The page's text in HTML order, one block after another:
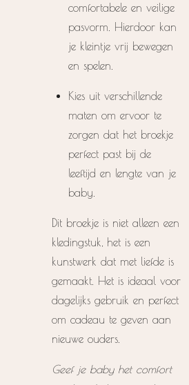
comfortabele en veilige
pasvorm. Hierdoor kan
je kleintje vrij bewegen
en spelen.
Kies uit verschillende
maten om ervoor te
zorgen dat het broekje
perfect past bij de
leeftijd en lengte van je
baby.
Dit broekje is niet alleen een
kledingstuk, het is een
kunstwerk dat met liefde is
gemaakt. Het is ideaal voor
dagelijks gebruik en perfect
om cadeau te geven aan
nieuwe ouders.
Geef je baby het comfort